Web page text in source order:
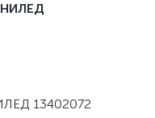
НИЛЕД
13402072